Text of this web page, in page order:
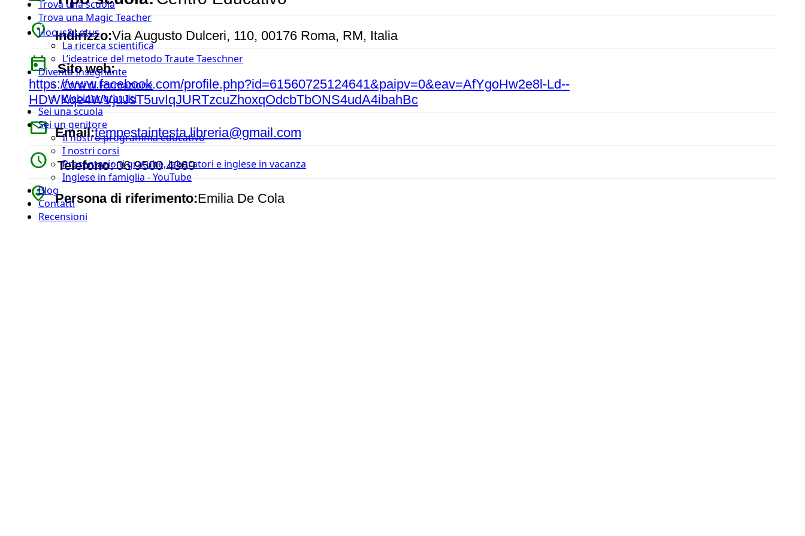
Trova una scuola
Trova una Magic Teacher
Hocus&Lotus
La ricerca scientifica
L’ideatrice del metodo Traute Taeschner
Diventa Insegnante
Corsi di Formazione
Webinar gratuiti
Sei una scuola
Sei un genitore
Il nostro programma educativo
I nostri corsi
Presentazioni gratuite, laboratori e inglese in vacanza
Inglese in famiglia - YouTube
Blog
Contatti
Recensioni
place Indirizzo:Via Augusto Dulceri, 110, 00176 Roma, RM, Italia
today
Sito web:
https://www.facebook.com/profile.php?id=61560725124641&paipv=0&eav=AfYgoHw2e8l-Ld--
HDWKqe4WVjuJsT5uvIqJURTzcuZhoxqOdcbTbONS4udA4ibahBc
mail Email:tempestaintesta.libreria@gmail.com
watch_later Telefono:06 9500 4369
person_pin_circle Persona di riferimento:Emilia De Cola